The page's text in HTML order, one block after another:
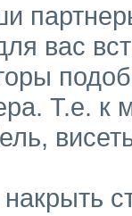
вас
Т.е. к